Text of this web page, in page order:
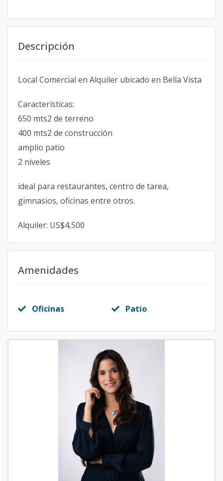
Descripción
Local Comercial en Alquiler ubicado en Bella Vista
Características:
650 mts2 de terreno
400 mts2 de construcción
amplio patio
2 niveles
ideal para restaurantes, centro de tarea,
gimnasios, oficinas entre otros.
Alquiler: US$4,500
Amenidades
Oficinas Patio